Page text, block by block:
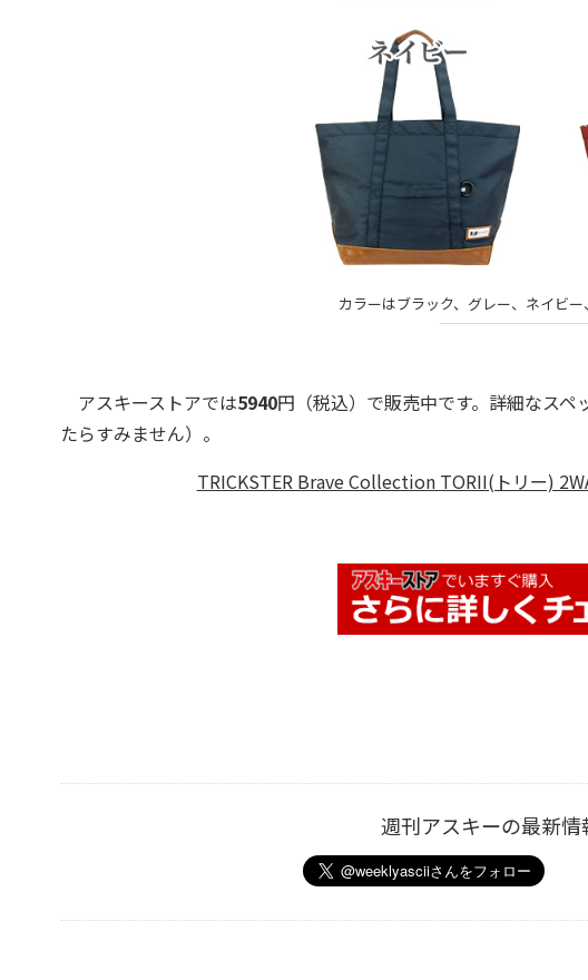
カラーはブラック、グレー、ネイビー
アスキーストアでは5940円（税込）で販売中です。詳細なス
たらすみません）。
TRICKSTER Brave Collection TORII(トリー)
週刊アスキーの最新情